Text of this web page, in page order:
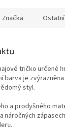
Značka
tričko určené
barva je
styl.
a prodyšného
náročných